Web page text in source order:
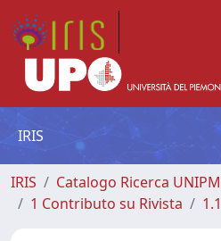
IRIS
IRIS
Catalogo Ricerca
1 Contributo su Rivista